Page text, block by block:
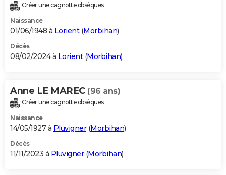
Créer une cagnotte obsèques
Naissance
01/06/1948 à Lorient(Morbihan)
Décès
08/02/2024 à Lorient(Morbihan)
Anne LE MAREC (96 ans)
Créer une cagnotte obsèques
Naissance
14/05/1927 à Pluvigner(Morbihan)
Décès
11/11/2023 à Pluvigner(Morbihan)